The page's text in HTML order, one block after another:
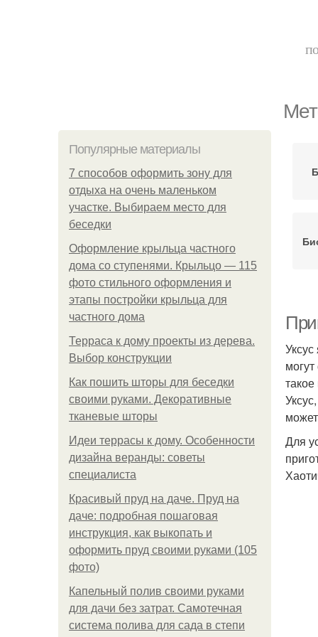
Популярные материалы
7 способов оформить зону для
отдыха на очень маленьком
участке. Выбираем место для
беседки
Оформление крыльца частного
дома со ступенями. Крыльцо — 115
фото стильного оформления и
этапы постройки крыльца для
частного дома
Терраса к дому проекты из дерева.
Выбор конструкции
Как пошить шторы для беседки
своими руками. Декоративные
тканевые шторы
Идеи террасы к дому. Особенности
дизайна веранды: советы
специалиста
Красивый пруд на даче. Пруд на
даче: подробная пошаговая
инструкция, как выкопать и
оформить пруд своими руками (105
фото)
Капельный полив своими руками
для дачи без затрат. Самотечная
система полива для сада в степи
Для